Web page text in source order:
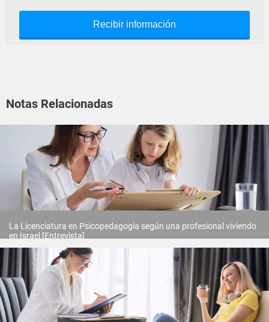
Recibir información
Notas Relacionadas
La Licenciatura en Psicopedagogía según una profesional viviendo
en Israel [Entrevista]